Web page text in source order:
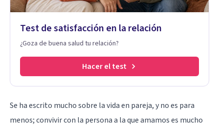
Test de satisfacción en la relación
¿Goza de buena salud tu relación?
Hacer el test
Se ha escrito mucho sobre la vida en pareja, y no es para
menos; convivir con la persona a la que amamos es mucho